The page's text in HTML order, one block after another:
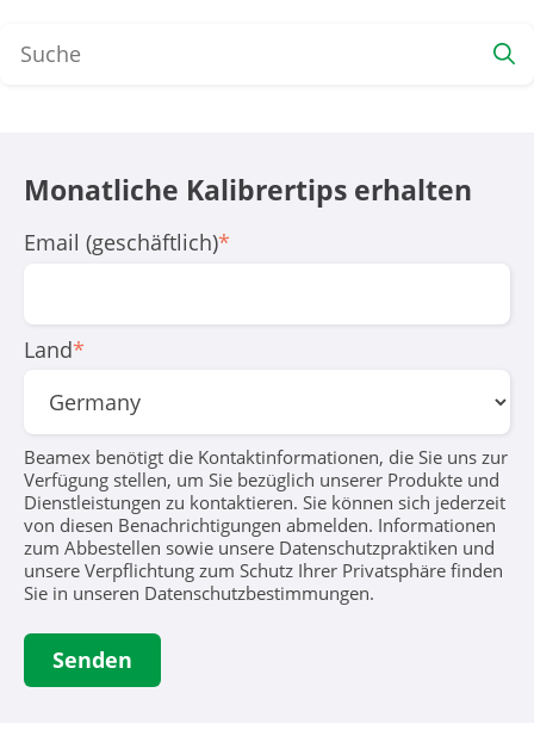
Monatliche Kali­brer­tips erhalten
Email (geschäftlich)*
Land*
Beamex benötigt die Kontaktinformationen, die Sie uns zur
Verfügung stellen, um Sie bezüglich unserer Produkte und
Dienstleistungen zu kontaktieren. Sie können sich jederzeit
von diesen Benachrichtigungen abmelden. Informationen
zum Abbestellen sowie unsere Datenschutzpraktiken und
unsere Verpflichtung zum Schutz Ihrer Privatsphäre finden
Sie in unseren Datenschutzbestimmungen.